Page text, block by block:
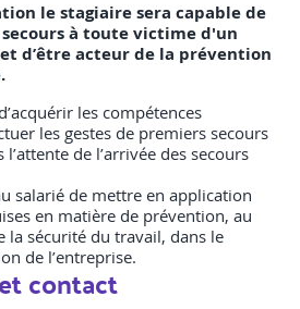
le stagiaire sera capable de
à toute victime d'un
d’être acteur de la prévention
les compétences
les gestes de premiers secours
l’attente de l’arrivée des secours
salarié de mettre en application
en matière de prévention, au
la sécurité du travail, dans le
de l’entreprise.
contact